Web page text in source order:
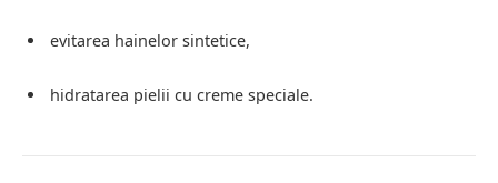
evitarea hainelor sintetice,
hidratarea pielii cu creme speciale.